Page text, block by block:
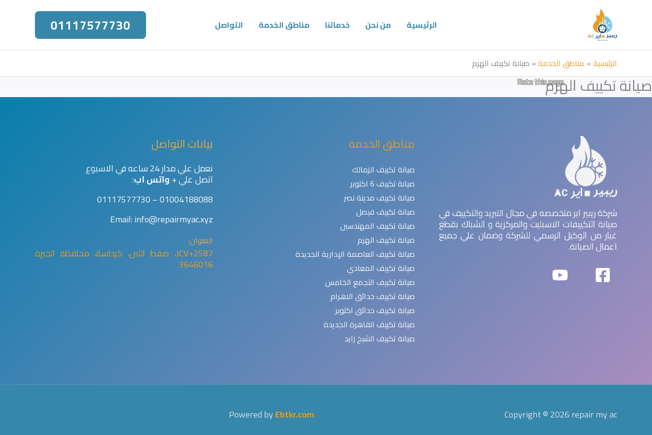
الرئيسية من نحن خدماتنا مناطق الخدمة التواصل 01117577730
الرئيسية مناطق الخدمة صيانة تكييف الهرم
صيانة تكييف الهرمRate this page
شركة ريبير اير متخصصه في مجال التبريد والتكييف في
صيانة التكييفات الاسبليت والمركزية و الشباك بقطغ
غيار من الوكيل الرسمي للشركة وضمان علي جميع
اعمال الصيانة.
مناطق الخدمة
صيانة تكييف الزمالك
صيانة تكييف 6 اكتوبر
صيانة تكييف مدينة نصر
صيانة تكييف فيصل
صيانة تكييف المهندسين
صيانة تكييف الهرم
صيانة تكييف العاصمة الإدارية الجديدة
صيانة تكييف المعادي
صيانة تكييف التجمع الخامس
صيانة تكييف حدائق الاهرام
صيانة تكييف حدائق اكتوبر
صيانة تكييف القاهرة الجديدة
صيانة تكييف الشيخ زايد
بيانات التواصل
نعمل علي مدار 24 ساعه في الاسبوع
اتصل علي +واتس اب:
01004188088 – 01117577730
Email: info@repairmyac.xyz
العنوان:
2587+JCV، صفط اللبن، كرداسة، محافظة الجيزة
3646016
Copyright © 2026 repair my ac
Powered byEbtkr.com